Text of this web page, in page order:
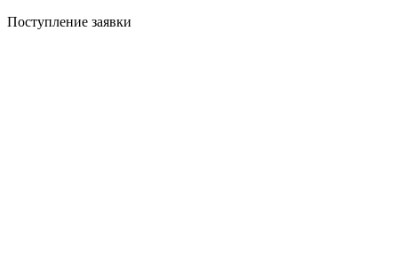
Поступление заявки